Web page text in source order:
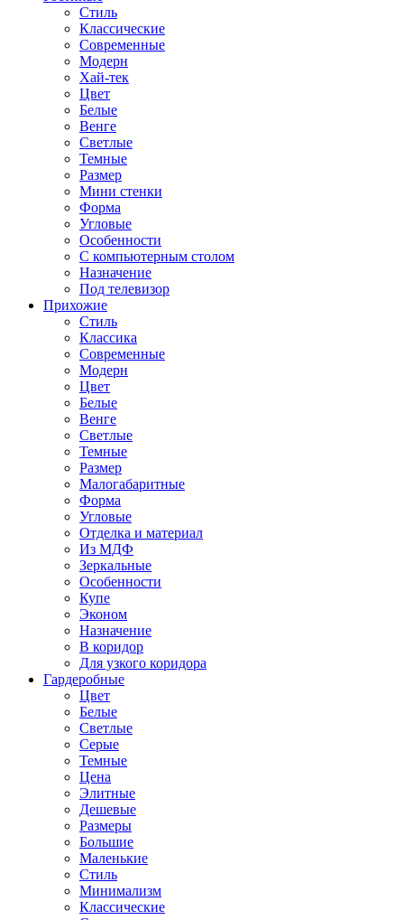
Стиль
Классические
Современные
Модерн
Хай-тек
Цвет
Белые
Венге
Светлые
Темные
Размер
Мини стенки
Форма
Угловые
Особенности
С компьютерным столом
Назначение
Под телевизор
Прихожие
Стиль
Классика
Современные
Модерн
Цвет
Белые
Венге
Светлые
Темные
Размер
Малогабаритные
Форма
Угловые
Отделка и материал
Из МДФ
Зеркальные
Особенности
Купе
Эконом
Назначение
В коридор
Для узкого коридора
Гардеробные
Цвет
Белые
Светлые
Серые
Темные
Цена
Элитные
Дешевые
Размеры
Большие
Маленькие
Стиль
Минимализм
Классические